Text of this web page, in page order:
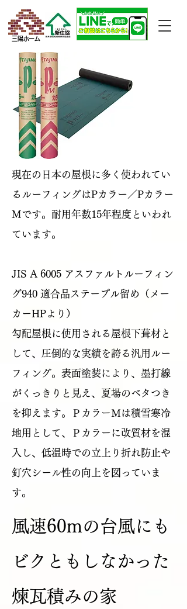
三陽ホーム
現在の日本の屋根に多く使われてい
るルーフィングはPカラー／Pカラー
Mです。耐用年数15年程度といわれ
ています。
JIS A 6005 アスファルトルーフィン
グ940 適合品ステープル留め（メー
カーHPより）
勾配屋根に使用される屋根下葺材と
して、圧倒的な実績を誇る汎用ルー
フィング。表面塗装により、墨打線
がくっきりと見え、夏場のベタつき
を抑えます。ＰカラーＭは積雪寒冷
地用として、Ｐカラーに改質材を混
入し、低温時での立上り折れ防止や
釘穴シール性の向上を図っていま
す。
​風速60mの台風にも
ビクともしなかった
煉瓦積みの家